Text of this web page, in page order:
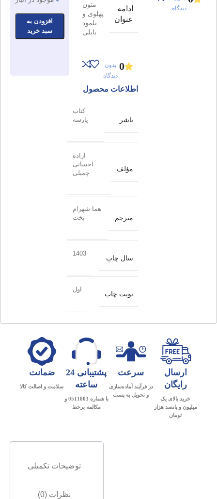
دیدگاه
ادامه
عنوان
متون
پهلوی و
تلمود
بابلی
0 بدون
دیدگاه
اطلاعات محصول
ناشر
کتاب
پارسه
مؤلف
آزاده
احسانی
چمبلی
مترجم
هما شهرام
بخت
سال چاپ
1403
نوبت چاپ
اول
افزودن به
سبد خرید
ارسال
رایگان
خرید بالای یک
میلیون و پانصد هزار
تومان
سرعت
در فرآیند آماده‌سازی
و تحویل به پست
پشتیبانی 24
ساعته
با شماره 0511803 و
مکالمه برخط
ضمانت
سلامت و اصالت کالا
توضیحات تکمیلی
نظرات (0)